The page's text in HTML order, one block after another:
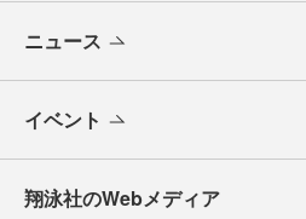
ニュース
イベント
翔泳社のWebメディア